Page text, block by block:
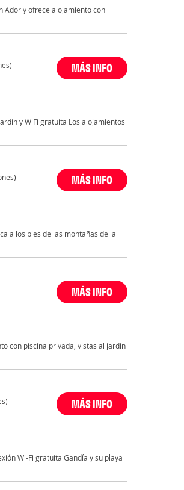
Ador y ofrece alojamiento con
MÁS INFO
y WiFi gratuita Los alojamientos
MÁS INFO
a los pies de las montañas de la
MÁS INFO
con piscina privada, vistas al jardín
MÁS INFO
Wi-Fi gratuita Gandía y su playa